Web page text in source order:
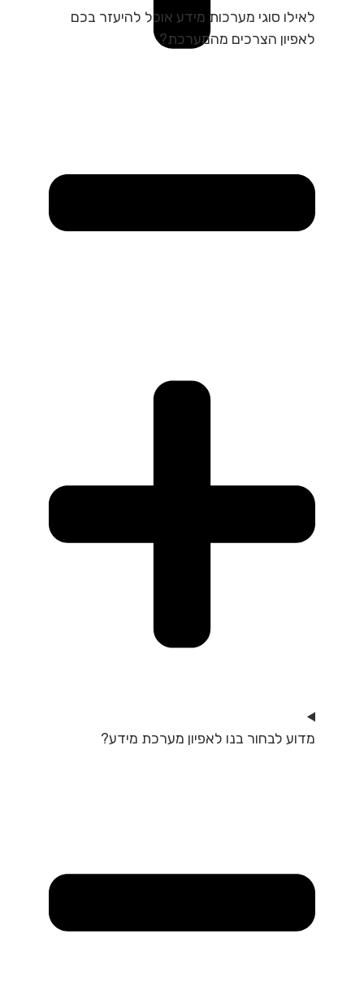
לאילו סוגי מערכות מידע אוכל להיעזר בכם
לאפיון הצרכים מהמערכת?
מדוע לבחור בנו לאפיון מערכת מידע?